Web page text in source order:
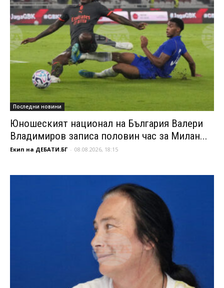
Последни новини
Юношеският национал на България Валери
Владимиров записа половин час за Милан...
Екип на ДЕБАТИ.БГ - 08.08.2026, 18:15